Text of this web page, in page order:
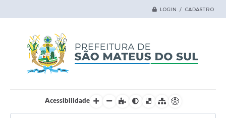
LOGIN / CADASTRO
Acessibilidade